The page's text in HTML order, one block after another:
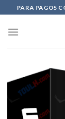
to
content
PARA PAGOS